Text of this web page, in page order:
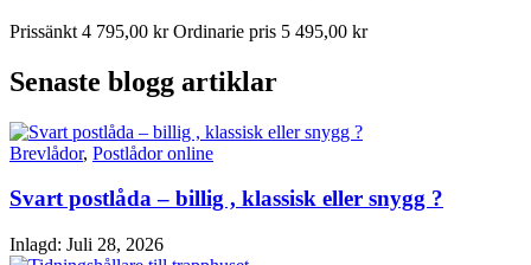
Prissänkt 4 795,00 kr Ordinarie pris 5 495,00 kr
Senaste blogg artiklar
Brevlådor, Postlådor online
Svart postlåda – billig , klassisk eller snygg ?
Inlagd: Juli 28, 2026